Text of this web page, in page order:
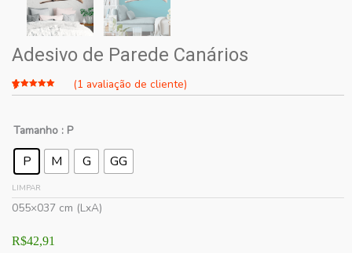
Adesivo de Parede Canários
baseado
de cliente
(1 avaliação de cliente)
Tamanho : P
P M G GG
LIMPAR
055×037 cm (LxA)
R$42,91